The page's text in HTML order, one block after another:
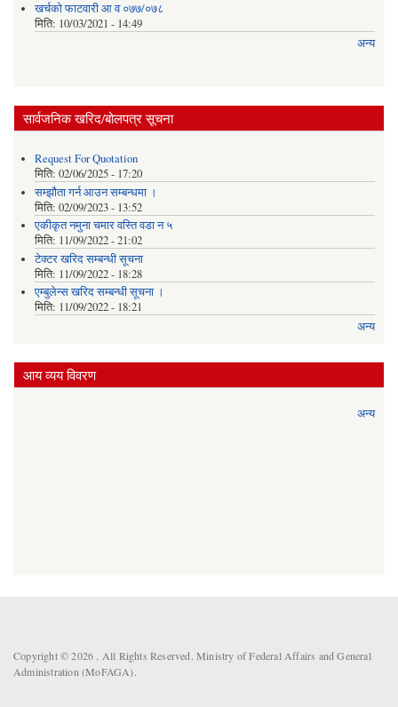
खर्चकाे फाटवारी आ व ०७७/०७८
मिति: 10/03/2021 - 14:49
अन्य
सार्वजनिक खरिद/बोलपत्र सूचना
Request For Quotation
मिति: 02/06/2025 - 17:20
सम्झौता गर्न आउन सम्बन्धमा ।
मिति: 02/09/2023 - 13:52
एकीकृत नमुना चमार वस्ति वडा न ५
मिति: 11/09/2022 - 21:02
टेक्टर खरिद सम्बन्धी सूचना
मिति: 11/09/2022 - 18:28
एम्बुलेन्स खरिद सम्बन्धी सूचना ।
मिति: 11/09/2022 - 18:21
अन्य
आय व्यय विवरण
अन्य
Copyright © 2026 . All Rights Reserved. Ministry of Federal Affairs and General
Administration (MoFAGA).